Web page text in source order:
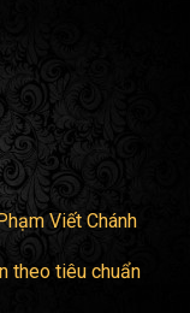
Viết Chánh
theo tiêu chuẩn